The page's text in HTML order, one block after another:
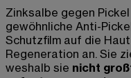
Zinksalbe gegen Pickel
gewöhnliche Anti-
Schutzfilm auf die
Regeneration an. Sie
weshalb sie nicht